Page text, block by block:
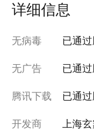
详细信息
无病毒 已通
无广告 已通
腾讯下载 已通
开发商 上海